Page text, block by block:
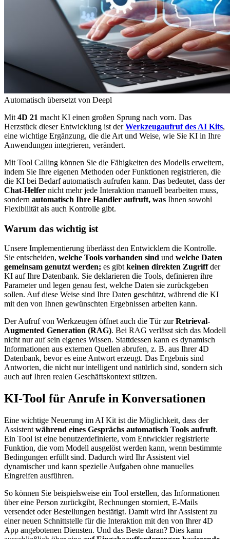
Automatisch übersetzt von Deepl
Mit 4D 21 macht KI einen großen Sprung nach vorn. Das
Herzstück dieser Entwicklung ist derWerkzeugaufruf des AI Kits,
eine wichtige Ergänzung, die die Art und Weise, wie Sie KI in Ihre
Anwendungen integrieren, verändert.
Mit Tool Calling können Sie die Fähigkeiten des Modells erweitern,
indem Sie Ihre eigenen Methoden oder Funktionen registrieren, die
die KI bei Bedarf automatisch aufrufen kann. Das bedeutet, dass der
Chat-Helfer nicht mehr jede Interaktion manuell bearbeiten muss,
sondern automatisch Ihre Handler aufruft, was Ihnen sowohl
Flexibilität als auch Kontrolle gibt.
Warum das wichtig ist
Unsere Implementierung überlässt den Entwicklern die Kontrolle.
Sie entscheiden, welche Tools vorhanden sind und welche Daten
gemeinsam genutzt werden; es gibt keinen direkten Zugriffder
KI auf Ihre Datenbank. Sie deklarieren die Tools, definieren ihre
Parameter und legen genau fest, welche Daten sie zurückgeben
sollen. Auf diese Weise sind Ihre Daten geschützt, während die KI
mit den von Ihnen gewünschten Ergebnissen arbeiten kann.
Der Aufruf von Werkzeugen öffnet auch die Tür zurRetrieval-
Augmented Generation (RAG). Bei RAG verlässt sich das Modell
nicht nur auf sein eigenes Wissen. Stattdessen kann es dynamisch
Informationen aus externen Quellen abrufen, z. B. aus Ihrer 4D
Datenbank, bevor es eine Antwort erzeugt. Das Ergebnis sind
Antworten, die nicht nur intelligent und natürlich sind, sondern sich
auch auf Ihren realen Geschäftskontext stützen.
KI-Tool für Anrufe in Konversationen
Eine wichtige Neuerung im AI Kit ist die Möglichkeit, dass der
Assistent während eines Gesprächs automatisch Tools aufruft.
Ein Tool ist eine benutzerdefinierte, vom Entwickler registrierte
Funktion, die vom Modell ausgelöst werden kann, wenn bestimmte
Bedingungen erfüllt sind. Dadurch wird Ihr Assistent viel
dynamischer und kann spezielle Aufgaben ohne manuelles
Eingreifen ausführen.
So können Sie beispielsweise ein Tool erstellen, das Informationen
über eine Person zurückgibt, Rechnungen storniert, E-Mails
versendet oder Bestellungen bestätigt. Damit wird Ihr Assistent zu
einer neuen Schnittstelle für die Interaktion mit den von Ihrer 4D
App angebotenen Diensten. Und das Beste daran? Dies kann